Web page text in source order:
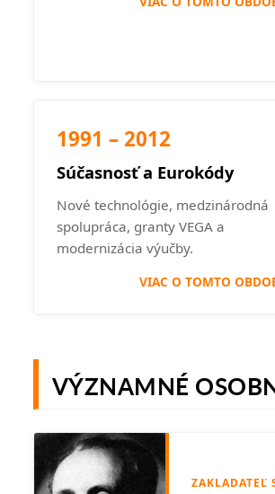
1991 – 2012
Súčasnosť a Eurokódy
Nové technológie, medzinárodná
spolupráca, granty VEGA a
modernizácia výučby.
VIAC O TOMTO
VÝZNAMNÉ
ZAKLADATEĽ